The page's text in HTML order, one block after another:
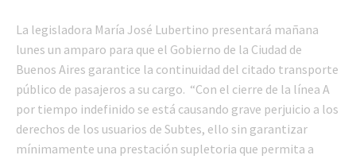
La legisladora María José Lubertino presentará mañana
lunes un amparo para que el Gobierno de la Ciudad de
Buenos Aires garantice la continuidad del citado transporte
público de pasajeros a su cargo. “Con el cierre de la línea A
por tiempo indefinido se está causando grave perjuicio a los
derechos de los usuarios de Subtes, ello sin garantizar
mínimamente una prestación supletoria que permita a